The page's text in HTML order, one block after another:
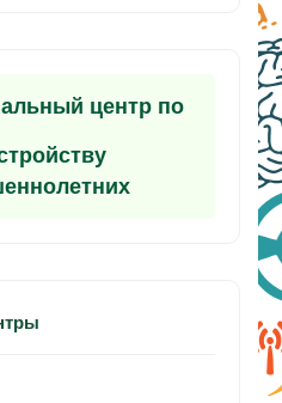
центр по